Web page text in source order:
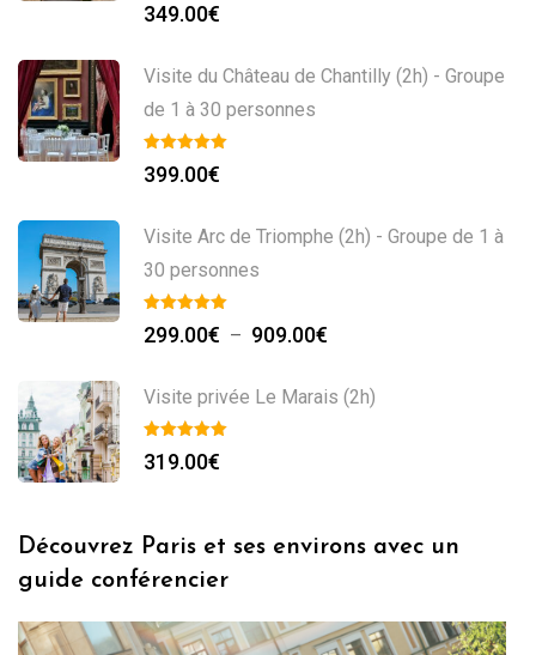
349.00€
Visite du Château de Chantilly (2h) - Groupe
de 1 à 30 personnes
399.00€
Visite Arc de Triomphe (2h) - Groupe de 1 à
30 personnes
299.00€ – 909.00€
Visite privée Le Marais (2h)
319.00€
Découvrez Paris et ses environs avec un
guide conférencier